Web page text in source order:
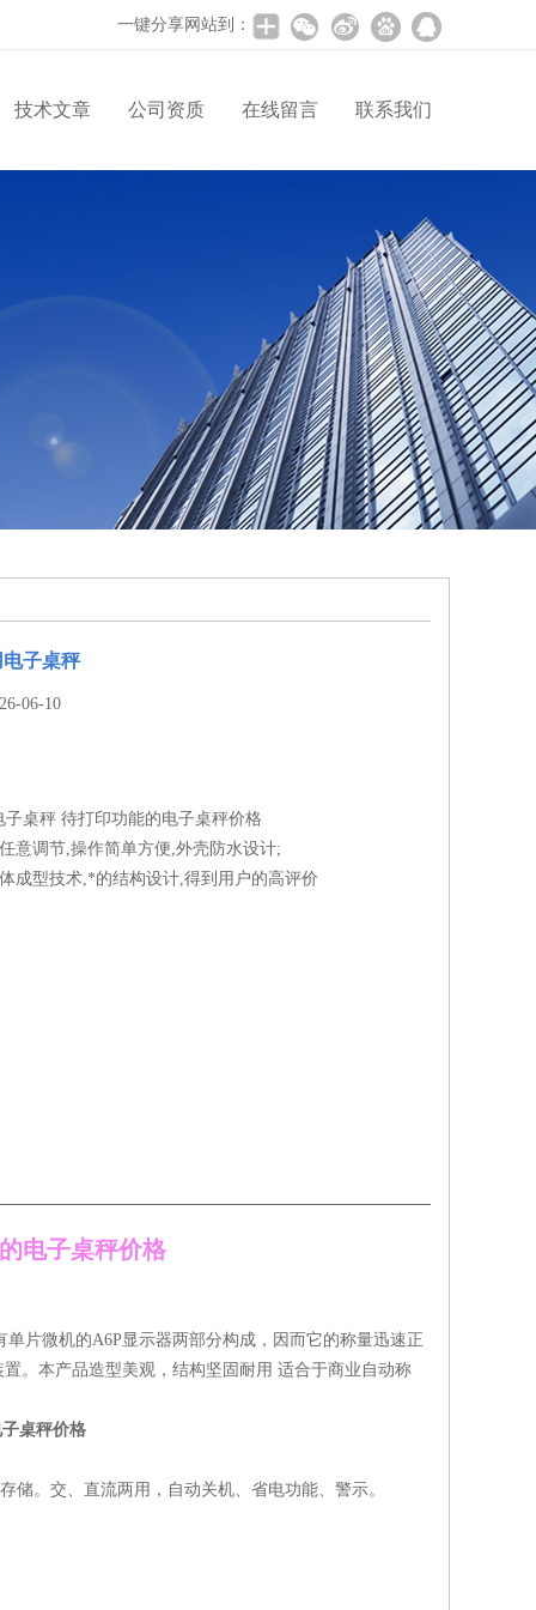
一键分享网站到：
技术文章 公司资质 在线留言 联系我们
子桌秤
06-10
子桌秤 待打印功能的电子桌秤价格
意调节,操作简单方便,外壳防水设计;
成型技术,*的结构设计,得到用户的高评价
电子桌秤价格
片微机的A6P显示器两部分构成，因而它的称量迅速正
。本产品造型美观，结构坚固耐用 适合于商业自动称
桌秤价格
储。交、直流两用，自动关机、省电功能、警示。